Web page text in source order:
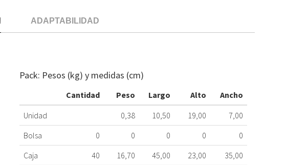
ADAPTABILIDAD
Pack: Pesos (kg) y medidas (cm)
Cantidad Peso Largo Alto
Ancho
Unidad
0,38 10,50 19,00
7,00
Bolsa
0 0 0 0
0
Caja
40 16,70 45,00 23,00
35,00